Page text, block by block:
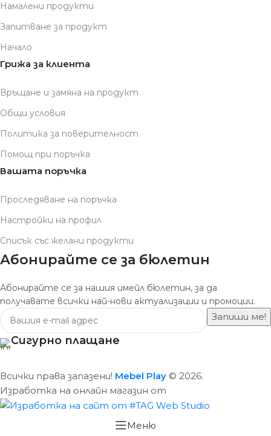
Намалени продукти
Запитване за продукт
Начало
Грижа за клиента
Връщане и замяна на продукт
Общи условия
Политика за поверителност
Помощ при поръчка
Вашата поръчка
Проследяване на поръчка
Настройки на профил
Списък със желани продукти
Абонирайте се за бюлетин
Абонирайте се за нашия имейл бюлетин, за да
получавате всички най-нови актуализации и промоции.
Сигурно плащане
Всички права запазени! Mebel Play © 2026.
Изработка на онлайн магазин от
Меню